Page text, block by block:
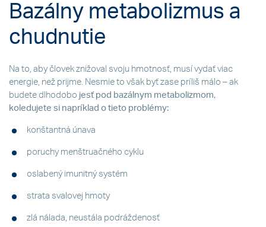
Bazálny metabolizmus a
chudnutie
Na to, aby človek znižoval svoju hmotnosť, musí vydať viac
energie, než prijme. Nesmie to však byť zase príliš málo – ak
budete dlhodobo jesť pod bazálnym metabolizmom,
koledujete si napríklad o tieto problémy:
konštantná únava
poruchy menštruačného cyklu
oslabený imunitný systém
strata svalovej hmoty
zlá nálada, neustála podráždenosť